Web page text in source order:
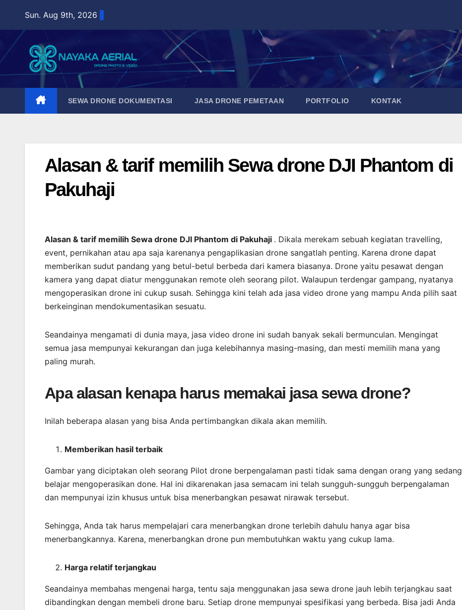
content
Sun. Aug 9th, 2026
SEWA DRONE DOKUMENTASI JASA DRONE PEMETAAN PORTFOLIO KONTAK
Alasan & tarif memilih Sewa drone DJI Phantom di
Pakuhaji
Alasan & tarif memilih Sewa drone DJI Phantom di Pakuhaji . Dikala merekam sebuah kegiatan travelling,
event, pernikahan atau apa saja karenanya pengaplikasian drone sangatlah penting. Karena drone dapat
memberikan sudut pandang yang betul-betul berbeda dari kamera biasanya. Drone yaitu pesawat dengan
kamera yang dapat diatur menggunakan remote oleh seorang pilot. Walaupun terdengar gampang, nyatanya
mengoperasikan drone ini cukup susah. Sehingga kini telah ada jasa video drone yang mampu Anda pilih saat
berkeinginan mendokumentasikan sesuatu.
Seandainya mengamati di dunia maya, jasa video drone ini sudah banyak sekali bermunculan. Mengingat
semua jasa mempunyai kekurangan dan juga kelebihannya masing-masing, dan mesti memilih mana yang
paling murah.
Apa alasan kenapa harus memakai jasa sewa drone?
Inilah beberapa alasan yang bisa Anda pertimbangkan dikala akan memilih.
Memberikan hasil terbaik
Gambar yang diciptakan oleh seorang Pilot drone berpengalaman pasti tidak sama dengan orang yang sedang
belajar mengoperasikan done. Hal ini dikarenakan jasa semacam ini telah sungguh-sungguh berpengalaman
dan mempunyai izin khusus untuk bisa menerbangkan pesawat nirawak tersebut.
Sehingga, Anda tak harus mempelajari cara menerbangkan drone terlebih dahulu hanya agar bisa
menerbangkannya. Karena, menerbangkan drone pun membutuhkan waktu yang cukup lama.
Harga relatif terjangkau
Seandainya membahas mengenai harga, tentu saja menggunakan jasa sewa drone jauh lebih terjangkau saat
dibandingkan dengan membeli drone baru. Setiap drone mempunyai spesifikasi yang berbeda. Bisa jadi Anda